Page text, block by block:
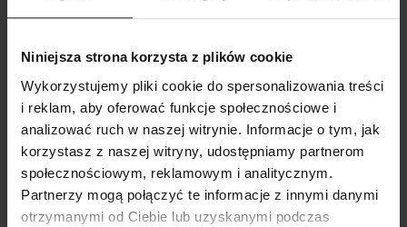
Niniejsza strona korzysta z plików cookie
Wykorzystujemy pliki cookie do spersonalizowania treści
i reklam, aby oferować funkcje społecznościowe i
analizować ruch w naszej witrynie. Informacje o tym, jak
korzystasz z naszej witryny, udostępniamy partnerom
społecznościowym, reklamowym i analitycznym.
Partnerzy mogą połączyć te informacje z innymi danymi
otrzymanymi od Ciebie lub uzyskanymi podczas
Bawełniana Kurtka ze stójką w Biały Elegancki